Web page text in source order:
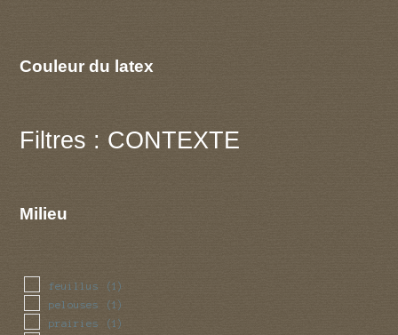
Couleur du latex
Filtres : CONTEXTE
Milieu
feuillus (1)
pelouses (1)
prairies (1)